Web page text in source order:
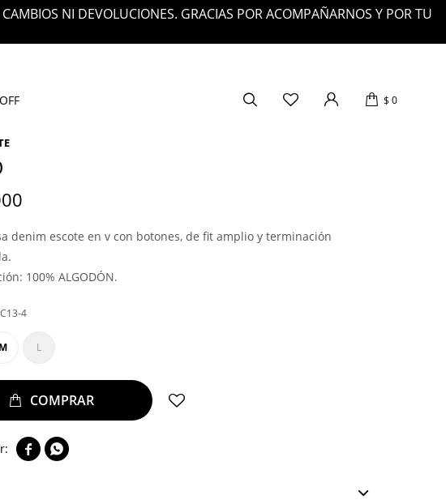
NI DEVOLUCIONES. GRACIAS POR ACOMPAÑARNOS Y POR TU
$ 0
denim escote en v con botones, de fit amplio y terminación
100% ALGODÓN.
4
M L
 